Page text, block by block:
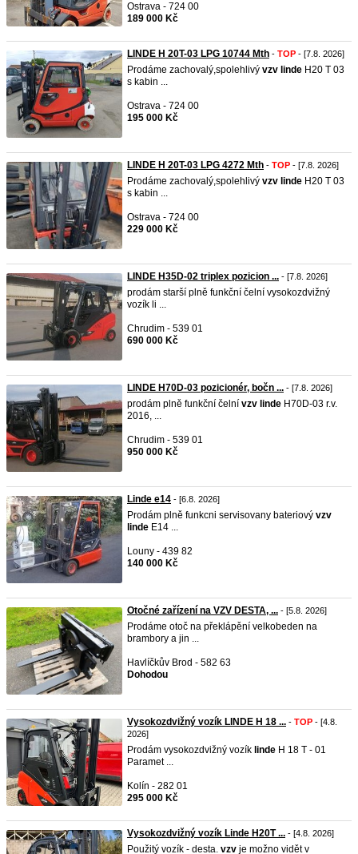
Ostrava - 724 00
189 000 Kč
LINDE H 20T-03 LPG 10744 Mth - TOP - [7.8. 2026]
Prodáme zachovalý,spolehlivý vzv linde H20 T 03
s kabin ...
Ostrava - 724 00
195 000 Kč
LINDE H 20T-03 LPG 4272 Mth - TOP - [7.8. 2026]
Prodáme zachovalý,spolehlivý vzv linde H20 T 03
s kabin ...
Ostrava - 724 00
229 000 Kč
LINDE H35D-02 triplex pozicion ... - [7.8. 2026]
prodám starší plně funkční čelní vysokozdvižný
vozík li ...
Chrudim - 539 01
690 000 Kč
LINDE H70D-03 pozicionér, bočn ... - [7.8. 2026]
prodám plně funkční čelní vzv linde H70D-03 r.v.
2016, ...
Chrudim - 539 01
950 000 Kč
Linde e14 - [6.8. 2026]
Prodám plně funkcni servisovany bateriový vzv
linde E14 ...
Louny - 439 82
140 000 Kč
Otočné zařízení na VZV DESTA, ... - [5.8. 2026]
Prodáme otoč na překlápění velkobeden na
brambory a jin ...
Havlíčkův Brod - 582 63
Dohodou
Vysokozdvižný vozík LINDE H 18 ... - TOP - [4.8.
2026]
Prodám vysokozdvižný vozík linde H 18 T - 01
Paramet ...
Kolín - 282 01
295 000 Kč
Vysokozdvižný vozík Linde H20T ... - [4.8. 2026]
Použitý vozík - desta. vzv je možno vidět v